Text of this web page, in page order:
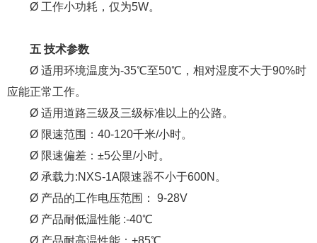
Ø 工作小功耗，仅为5W。
五 技术参数
Ø 适用环境温度为-35℃至50℃，相对湿度不大于90%时
应能正常工作。
Ø 适用道路三级及三级标准以上的公路。
Ø 限速范围：40-120千米/小时。
Ø 限速偏差：±5公里/小时。
Ø 承载力:NXS-1A限速器不小于600N。
Ø 产品的工作电压范围： 9-28V
Ø 产品耐低温性能 :-40℃
Ø 产品耐高温性能：+85℃